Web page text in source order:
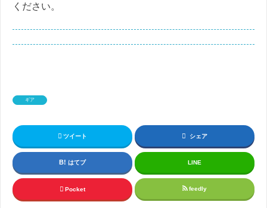
ください。
ギア
ツイート シェア
はてブ LINE
Pocket feedly